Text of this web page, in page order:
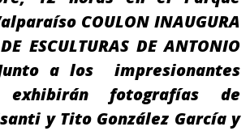
COULON INAUGURA
ESCULTURAS DE ANTONIO
a los impresionantes
fotografías de
y Tito González García y